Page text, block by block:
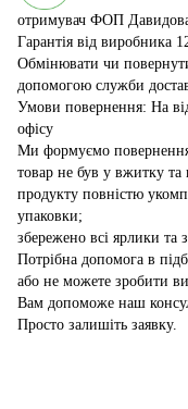
отримувач ФОП
Гарантія від виробника
Обмінювати чи
допомогою служби
Умови повернення: На
офісу
Ми формуємо
товар не був у вжитку та
продукту повністю
упаковки;
збережено всі ярлики та
Потрібна допомога в
або не можете зробити
Вам допоможе наш
Просто залишіть заявку.